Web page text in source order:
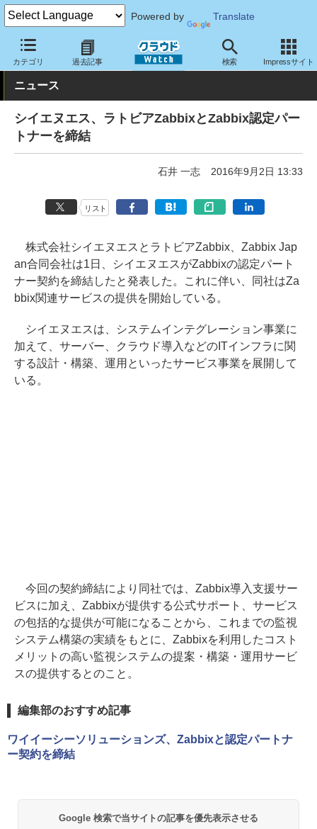
Powered by Translate
カテゴリ 過去記事 検索 Impressサイト
クラウド Watch トピック 協業・提携 その他
ニュース
シイエヌエス、ラトビアZabbixとZabbix認定パー
トナーを締結
石井 一志 2016年9月2日 13:33
リスト
株式会社シイエヌエスとラトビアZabbix、Zabbix Jap
an合同会社は1日、シイエヌエスがZabbixの認定パート
ナー契約を締結したと発表した。これに伴い、同社はZa
bbix関連サービスの提供を開始している。
シイエヌエスは、システムインテグレーション事業に
加えて、サーバー、クラウド導入などのITインフラに関
する設計・構築、運用といったサービス事業を展開して
いる。
今回の契約締結により同社では、Zabbix導入支援サー
ビスに加え、Zabbixが提供する公式サポート、サービス
の包括的な提供が可能になることから、これまでの監視
システム構築の実績をもとに、Zabbixを利用したコスト
メリットの高い監視システムの提案・構築・運用サービ
スの提供するとのこと。
編集部のおすすめ記事
ワイイーシーソリューションズ、Zabbixと認定パートナ
ー契約を締結
Google 検索で当サイトの記事を優先表示させる